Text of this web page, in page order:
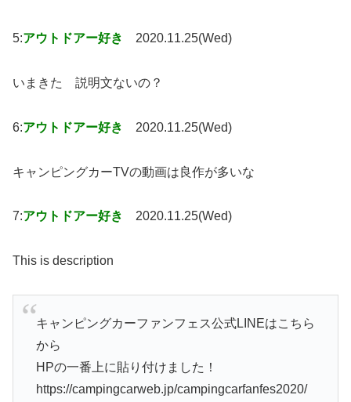
5:アウトドアー好き 2020.11.25(Wed)
いまきた 説明文ないの？
6:アウトドアー好き 2020.11.25(Wed)
キャンピングカーTVの動画は良作が多いな
7:アウトドアー好き 2020.11.25(Wed)
This is description
キャンピングカーファンフェス公式LINEはこちら
から
HPの一番上に貼り付けました！
https://campingcarweb.jp/campingcarfanfes2020/